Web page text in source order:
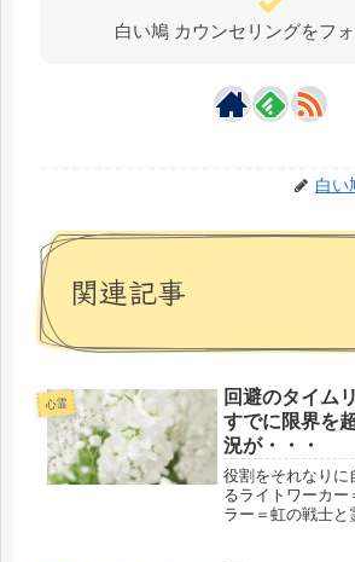
白い鳩 カウンセリングをフ
白い
関連記事
心霊
回避のタイム
すでに限界を
況が・・・
役割をそれなりに
るライトワーカ
ラー＝虹の戦士と